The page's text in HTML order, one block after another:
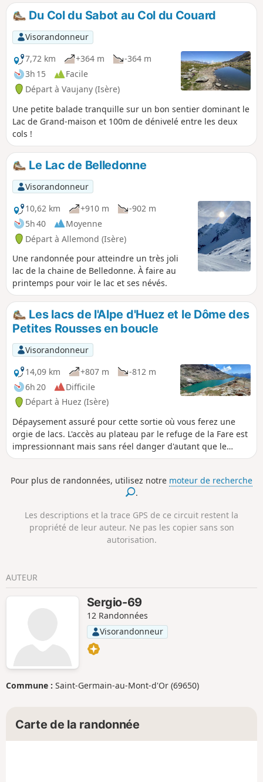
de prendre les téléphériques du
domaine de l'Alpe d'Huez - Vaujany pour
arriver au sommet du Dôme des Petites
Rousses le départ de cette randonnée.
Attention : le temps établi par le logiciel
est sous-estimé.
Du Col du Sabot au Col du Couard
Visorandonneur
7,72 km
+364 m
-364 m
3h 15
Facile
Départ à Vaujany (Isère)
Une petite balade tranquille sur un bon sentier dominant le
Lac de Grand-maison et 100m de dénivelé entre les deux
cols !
Le Lac de Belledonne
Visorandonneur
10,62 km
+910 m
-902 m
5h 40
Moyenne
Départ à Allemond (Isère)
Une randonnée pour atteindre un très joli
lac de la chaine de Belledonne. À faire au
printemps pour voir le lac et ses névés.
Les lacs de l'Alpe d'Huez et le Dôme des
Petites Rousses en boucle
Visorandonneur
14,09 km
+807 m
-812 m
6h 20
Difficile
Départ à Huez (Isère)
Dépaysement assuré pour cette sortie où vous ferez une
orgie de lacs. L'accès au plateau par le refuge de la Fare est
impressionnant mais sans réel danger d'autant que le
panorama à l'arrivée en vaut largement la chandelle. Arriver
avant d'attaquer la descente en partie par les pistes de ski.
Pour plus de randonnées, utilisez notre moteur de recherche
.
Les descriptions et la trace GPS de ce circuit restent la
propriété de leur auteur. Ne pas les copier sans son
autorisation.
AUTEUR
Sergio-69
12 Randonnées
Visorandonneur
Commune : Saint-Germain-au-Mont-d'Or (69650)
Carte de la randonnée